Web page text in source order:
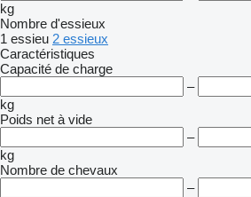
kg
Nombre d'essieux
1 essieu 2 essieux
Caractéristiques
Capacité de charge
–
kg
Poids net à vide
–
kg
Nombre de chevaux
–